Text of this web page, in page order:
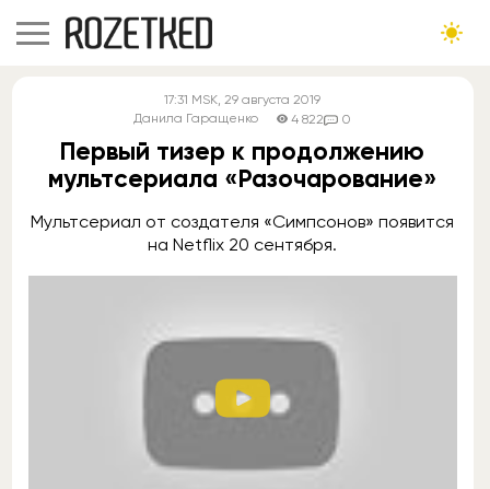
17:31 MSK, 29 августа 2019
Данила Гаращенко
4 822 0
Первый тизер к продолжению
мультсериала «Разочарование»
Мультсериал от создателя «Симпсонов» появится
на Netflix 20 сентября.